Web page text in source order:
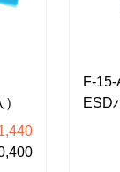
F-15-
ESD